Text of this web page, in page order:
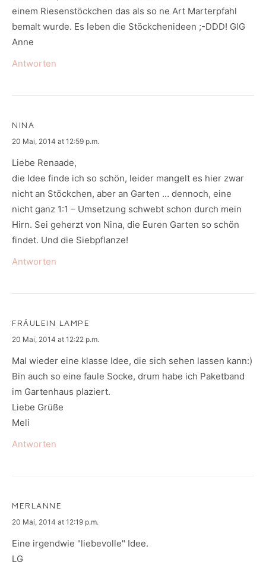
einem Riesenstöckchen das als so ne Art Marterpfahl
bemalt wurde. Es leben die Stöckchenideen ;-DDD! GlG
Anne
Antworten
NINA
says:
20 Mai, 2014 at 12:59 p.m.
Liebe Renaade,
die Idee finde ich so schön, leider mangelt es hier zwar
nicht an Stöckchen, aber an Garten … dennoch, eine
nicht ganz 1:1 – Umsetzung schwebt schon durch mein
Hirn. Sei geherzt von Nina, die Euren Garten so schön
findet. Und die Siebpflanze!
Antworten
FRÄULEIN LAMPE
says:
20 Mai, 2014 at 12:22 p.m.
Mal wieder eine klasse Idee, die sich sehen lassen kann:)
Bin auch so eine faule Socke, drum habe ich Paketband
im Gartenhaus plaziert.
Liebe Grüße
Meli
Antworten
MERLANNE
says:
20 Mai, 2014 at 12:19 p.m.
Eine irgendwie "liebevolle" Idee.
LG